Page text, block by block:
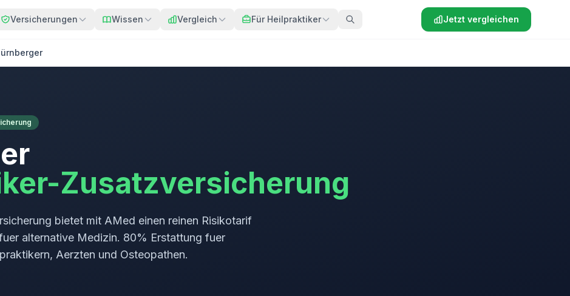
Versicherungen Wissen Vergleich Für Heilpraktiker Jetzt vergleichen
Zusatzversicherung
bietet mit AMed einen reinen Risikotarif
alternative Medizin. 80% Erstattung fuer
Aerzten und Osteopathen.